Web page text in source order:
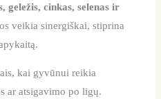
geležis, cinkas, selenas ir
veikia sinergiškai, stiprina
kai gyvūnui reikia
ar atsigavimo po ligų.